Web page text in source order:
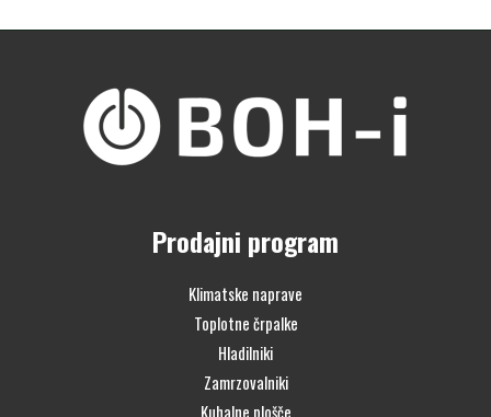
Prodajni program
Klimatske naprave
Toplotne črpalke
Hladilniki
Zamrzovalniki
Kuhalne plošče